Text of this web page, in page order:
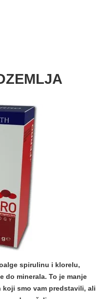
spirulinu i klorelu,
do minerala. To je manje
smo vam predstavili, ali